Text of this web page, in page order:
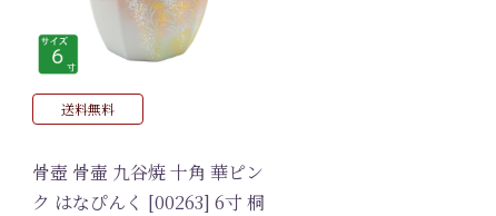
送料無料
骨壺 骨壷 九谷焼 十角 華ピン
ク はなぴんく [00263] 6寸 桐